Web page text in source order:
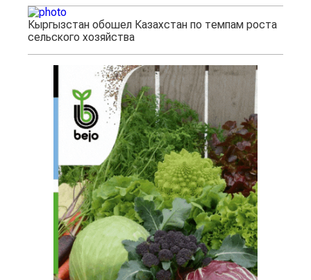
Кыргызстан обошел Казахстан по темпам роста
сельского хозяйства